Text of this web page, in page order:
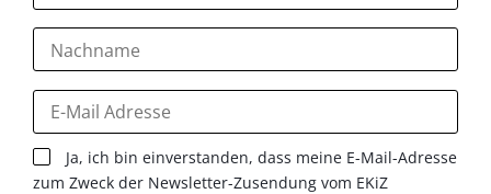
Ja, ich bin einverstanden, dass meine E-Mail-Adresse
zum Zweck der Newsletter-Zusendung vom EKiZ